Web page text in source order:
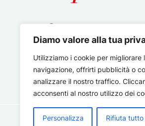
Diamo valore alla tua
Utilizziamo i cookie per migliorare
navigazione, offrirti pubblicità o
analizzare il nostro traffico.
acconsenti al nostro utilizzo dei
Personalizza Rifiuta tutto